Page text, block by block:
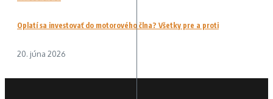
Oplatí sa investovať do motorového člna? Všetky pre a proti
20. júna 2026